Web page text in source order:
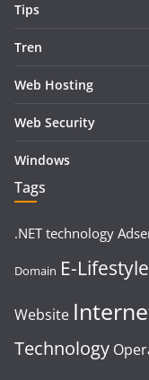
Tips
Tren
Web Hosting
Web Security
Windows
Tags
.NET technology
Domain E-Lifestyle
Website
Technology